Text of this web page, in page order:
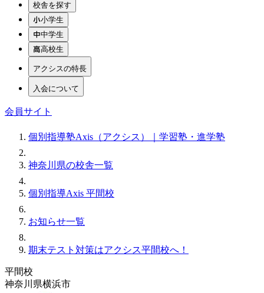
校舎を探す
小学生
中学生
高校生
アクシスの特長
入会について
会員サイト
個別指導塾Axis（アクシス）｜学習塾・進学塾
神奈川県の校舎一覧
個別指導Axis 平間校
お知らせ一覧
期末テスト対策はアクシス平間校へ！
平間校
神奈川県横浜市